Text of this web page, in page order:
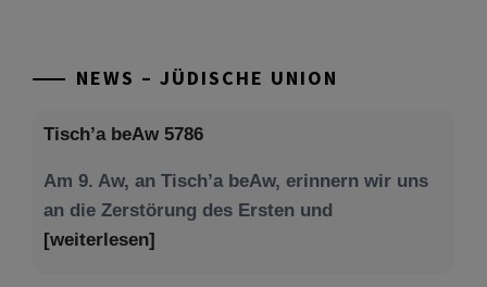
NEWS – JÜDISCHE UNION
Tisch’a beAw 5786
Am 9. Aw, an Tisch’a beAw, erinnern wir uns
an die Zerstörung des Ersten und
[weiterlesen]